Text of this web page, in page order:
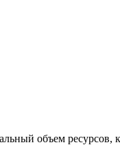
объем ресурсов,